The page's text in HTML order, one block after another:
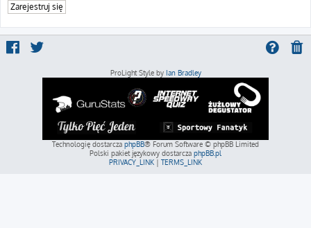
Zarejestruj się
ProLight Style by Ian Bradley
Technologię dostarcza phpBB® Forum Software © phpBB Limited
Polski pakiet językowy dostarcza phpBB.pl
PRIVACY_LINK | TERMS_LINK